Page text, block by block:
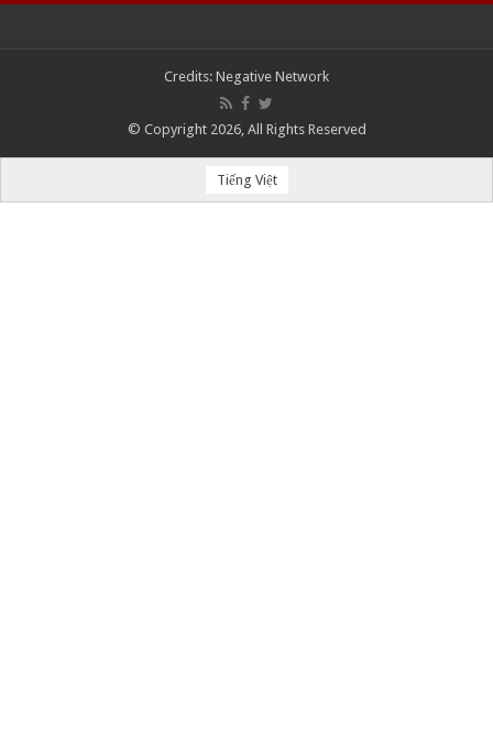
Credits: Negative Network
© Copyright 2026, All Rights Reserved
Tiếng Việt